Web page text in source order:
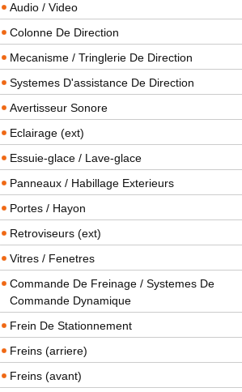
Audio / Video
Colonne De Direction
Mecanisme / Tringlerie De Direction
Systemes D'assistance De Direction
Avertisseur Sonore
Eclairage (ext)
Essuie-glace / Lave-glace
Panneaux / Habillage Exterieurs
Portes / Hayon
Retroviseurs (ext)
Vitres / Fenetres
Commande De Freinage / Systemes De
Commande Dynamique
Frein De Stationnement
Freins (arriere)
Freins (avant)